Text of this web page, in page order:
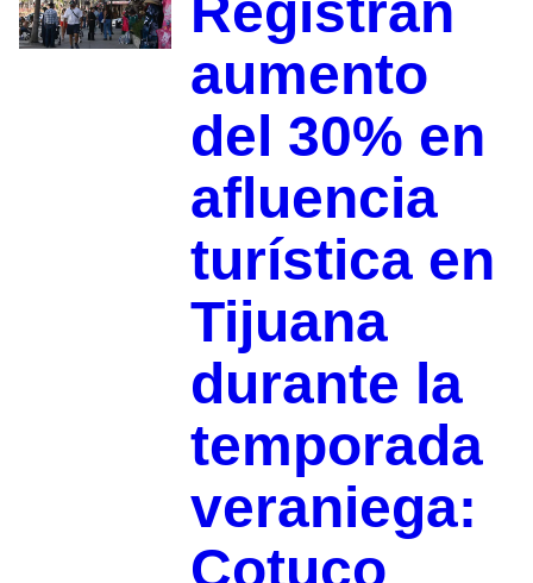
Registran
aumento
del 30% en
afluencia
turística en
Tijuana
durante la
temporada
veraniega:
Cotuco